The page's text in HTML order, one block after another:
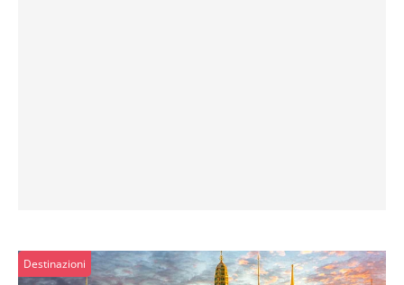
Destinazioni